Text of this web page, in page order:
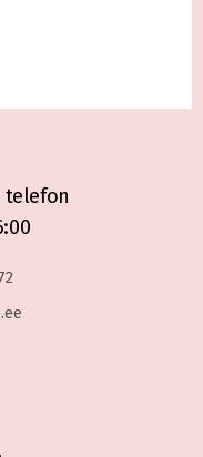
telefon